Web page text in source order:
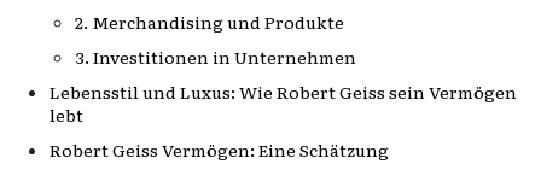
2. Merchandising und Produkte
3. Investitionen in Unternehmen
Lebensstil und Luxus: Wie Robert Geiss sein Vermögen
lebt
Robert Geiss Vermögen: Eine Schätzung